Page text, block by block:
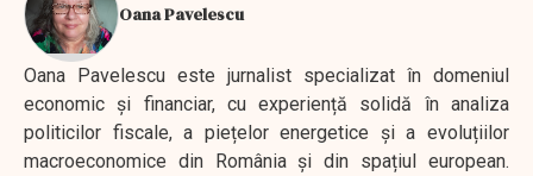
Oana Pavelescu
Oana Pavelescu este jurnalist specializat în domeniul
economic și financiar, cu experiență solidă în analiza
politicilor fiscale, a piețelor energetice și a evoluțiilor
macroeconomice din România și din spațiul european.